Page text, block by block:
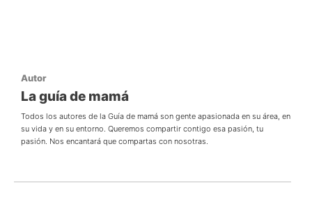
Autor
La guía de mamá
Todos los autores de la Guía de mamá son gente apasionada en su área, en
su vida y en su entorno. Queremos compartir contigo esa pasión, tu
pasión. Nos encantará que compartas con nosotras.